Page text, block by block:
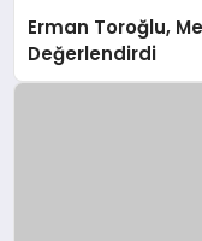
Erman Toroğlu,
Değerlendirdi